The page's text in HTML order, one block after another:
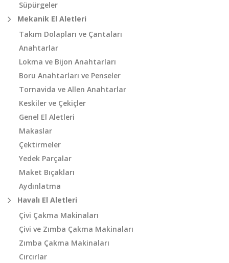
Süpürgeler
Mekanik El Aletleri
Takım Dolapları ve Çantaları
Anahtarlar
Lokma ve Bijon Anahtarları
Boru Anahtarları ve Penseler
Tornavida ve Allen Anahtarlar
Keskiler ve Çekiçler
Genel El Aletleri
Makaslar
Çektirmeler
Yedek Parçalar
Maket Bıçakları
Aydınlatma
Havalı El Aletleri
Çivi Çakma Makinaları
Çivi ve Zımba Çakma Makinaları
Zımba Çakma Makinaları
Cırcırlar